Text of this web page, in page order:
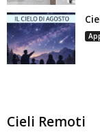
Cieli Remoti